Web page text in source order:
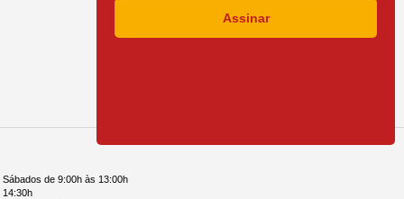
que enfrentamos hoje. Seu objetivo estratégico é alcançar um
animal que atendam às crescentes necessidades de nossos clientes.
de 9:00h às 13:00h
14:30h